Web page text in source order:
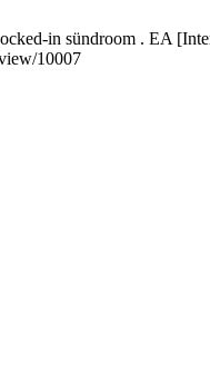
in sündroom . EA
10007